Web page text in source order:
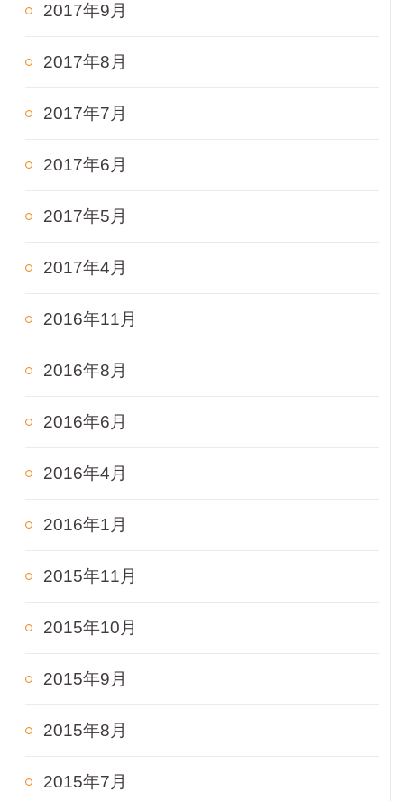
2017年9月
2017年8月
2017年7月
2017年6月
2017年5月
2017年4月
2016年11月
2016年8月
2016年6月
2016年4月
2016年1月
2015年11月
2015年10月
2015年9月
2015年8月
2015年7月